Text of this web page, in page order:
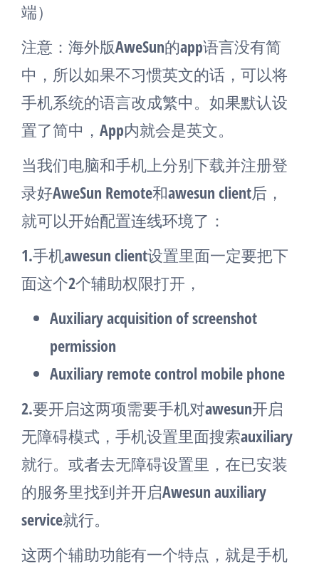
端）
注意：海外版AweSun的app语言没有简
中，所以如果不习惯英文的话，可以将
手机系统的语言改成繁中。如果默认设
置了简中，App内就会是英文。
当我们电脑和手机上分别下载并注册登
录好AweSun Remote和awesun client后，
就可以开始配置连线环境了：
1.手机awesun client设置里面一定要把下
面这个2个辅助权限打开，
Auxiliary acquisition of screenshot
permission
Auxiliary remote control mobile phone
2.要开启这两项需要手机对awesun开启
无障碍模式，手机设置里面搜索auxiliary
就行。或者去无障碍设置里，在已安装
的服务里找到并开启Awesun auxiliary
service就行。
这两个辅助功能有一个特点，就是手机